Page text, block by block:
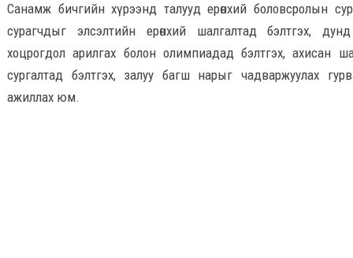
Санамж бичгийн хүрээнд талууд ерөнхий боловсролын
сурагчдыг элсэлтийн ерөнхий шалгалтад бэлтгэх,
хоцрогдол арилгах болон олимпиадад бэлтгэх, ахисан
сургалтад бэлтгэх, залуу багш нарыг чадваржуулах
ажиллах юм.